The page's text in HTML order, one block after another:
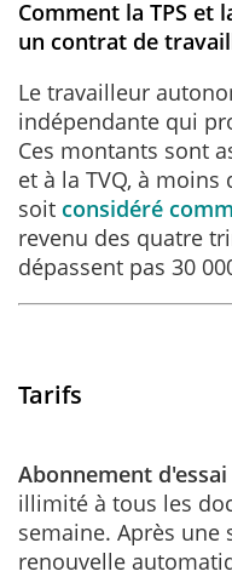
Comment la TPS et
un contrat de
Le travailleur
indépendante qui
Ces montants sont
et à la TVQ, à
soit considéré
revenu des quatre
dépassent pas 30
Tarifs
Abonnement
illimité à tous les
semaine. Après une
renouvelle